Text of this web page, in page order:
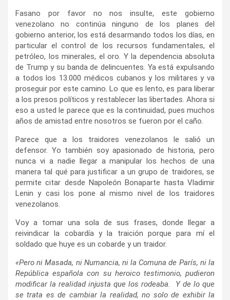
Fasano por favor no nos insulte, este gobierno
venezolano no continúa ninguno de los planes del
gobierno anterior, los está desarmando todos los días, en
particular el control de los recursos fundamentales, el
petróleo, los minerales, el oro. Y la dependencia absoluta
de Trump y su banda de delincuentes. Ya está expulsando
a todos los 13.000 médicos cubanos y los militares y va
proseguir por este camino. Lo que es lento, es para liberar
a los presos políticos y restablecer las libertades. Ahora si
eso a usted le parece que es la continuidad, pues muchos
años de amistad entre nosotros se fueron por el caño.
Parece que a los traidores venezolanos le salió un
defensor. Yo también soy apasionado de historia, pero
nunca vi a nadie llegar a manipular los hechos de una
manera tal qué para justificar a un grupo de traidores, se
permite citar desde Napoleón Bonaparte hasta Vladimir
Lenin y casi los pone al mismo nivel de los traidores
venezolanos.
Voy a tomar una sola de sus frases, donde llegar a
reivindicar la cobardía y la traición porque para mí el
soldado que huye es un cobarde y un traidor.
«Pero ni Masada, ni Numancia, ni la Comuna de París, ni la
República española con su heroico testimonio, pudieron
modificar la realidad injusta que los rodeaba. Y de lo que
se trata es de cambiar la realidad, no solo de exhibir la